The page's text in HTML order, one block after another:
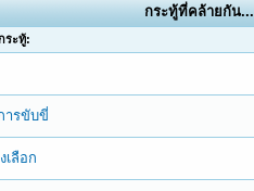
กระทู้ที่คล้ายกัน...
ระทู้:
ารขับขี่
เลือก